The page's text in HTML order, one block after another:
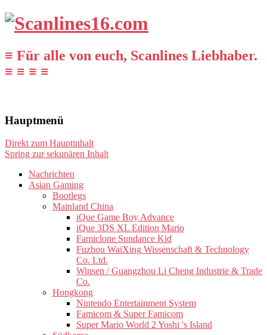
≡ Für alle von euch, Scanlines Liebhaber.
≡ ≡ ≡ ≡
Hauptmenü
Direkt zum Hauptinhalt
Spring zur sekunären Inhalt
Nachrichten
Asian Gaming
Bootlegs
Mainland China
iQue Game Boy Advance
iQue 3DS XL Edition Mario
Famiclone Sundance Kid
Fuzhou WaiXing Wissenschaft & Technology
Co. Ltd.
Winsen / Guangzhou Li Cheng Industrie & Trade
Co.
Hongkong
Nintendo Entertainment System
Famicom & Super Famicom
Super Mario World 2 Yoshi 's Island